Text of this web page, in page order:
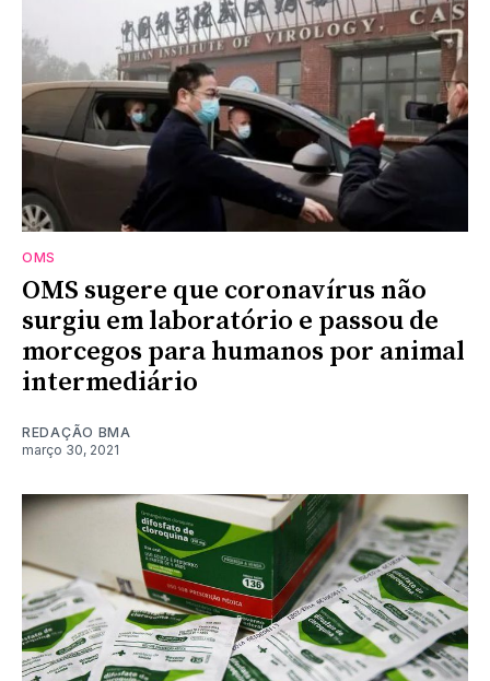
OMS
OMS sugere que coronavírus não
surgiu em laboratório e passou de
morcegos para humanos por animal
intermediário
REDAÇÃO BMA
março 30, 2021